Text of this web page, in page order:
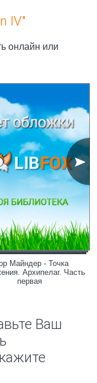
IV"
онлайн или
Майндер - Точка
Архипелаг. Часть
первая
Ваш